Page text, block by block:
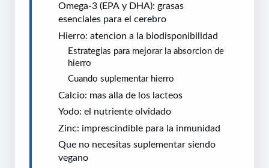
Omega-3 (EPA y DHA): grasas
esenciales para el cerebro
Hierro: atencion a la biodisponibilidad
Estrategias para mejorar la absorcion de
hierro
Cuando suplementar hierro
Calcio: mas alla de los lacteos
Yodo: el nutriente olvidado
Zinc: imprescindible para la inmunidad
Que no necesitas suplementar siendo
vegano